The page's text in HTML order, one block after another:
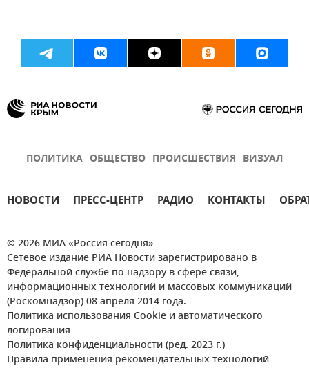
ПОЛИТИКА ОБЩЕСТВО ПРОИСШЕСТВИЯ ВИЗУАЛ
НОВОСТИ ПРЕСС-ЦЕНТР РАДИО КОНТАКТЫ
© 2026 МИА «Россия сегодня»
Сетевое издание РИА Новости зарегистрировано в
Федеральной службе по надзору в сфере связи,
информационных технологий и массовых коммуникаций
(Роскомнадзор) 08 апреля 2014 года.
Политика использования Cookie и автоматического
логирования
Политика конфиденциальности (ред. 2023 г.)
Правила применения рекомендательных технологий